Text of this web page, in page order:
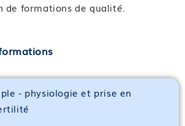
de formations de qualité.
- physiologie et prise en